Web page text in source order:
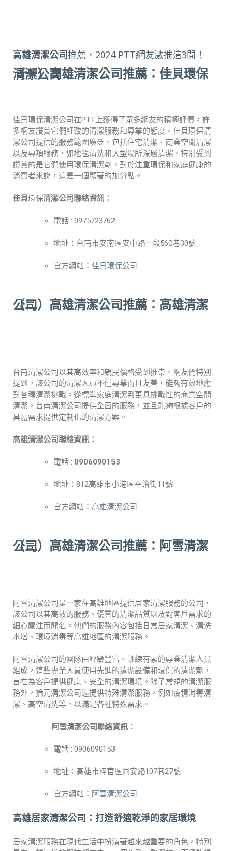
高雄清潔公司推薦，2024 PTT網友激推這3間！
（一）高雄清潔公司
推薦：佳貝環保清潔公司
佳貝環保清潔公司在PTT上獲得了眾多網友的積極評價。許
多網友讚賞它們細致的清潔服務和專業的態度。佳貝環保清
潔公司提供的服務範圍廣泛，包括住宅清潔、商業空間清潔
以及專項服務，如地毯清洗和大型場所深層清潔。特別受到
讚賞的是它們使用環保清潔劑，對於注重環保和家庭健康的
消費者來說，這是一個顯著的加分點。
佳貝環保清潔公司聯絡資訊：
電話 : 0975723762
地址：台南市安南區安中路一段560巷30號
官方網站： 佳貝環保公司
（二） 高雄清潔公司
推薦：高雄清潔公司
台南清潔公司以其高效率和親民價格受到推崇。網友們特別
提到，該公司的清潔人員不僅專業而且友善，能夠有效地應
對各種清潔挑戰。從標準家庭清潔到更具挑戰性的商業空間
清潔，台南清潔公司提供全面的服務，並且能夠根據客戶的
具體需求提供定制化的清潔方案。
高雄清潔公司聯絡資訊：
電話 : 0906090153
地址：812高雄市小港區平治街11號
官方網站： 高雄清潔公司
（三） 高雄清潔公司
推薦：阿雪清潔公司
阿雪清潔公司是一家在高雄地區提供居家清潔服務的公司，
該公司以其高效的服務、優質的清潔品質以及對客戶需求的
細心關注而聞名。他們的服務內容包括日常居家清潔、清洗
水塔、環境消毒等高雄地區的清潔服務。
阿雪清潔公司 的團隊由經驗豐富、訓練有素的專業清潔人員
組成，這些專業人員使用先進的清潔設備和環保的清潔劑，
旨在為客戶提供健康、安全的清潔環境。除了常規的清潔服
務外，掄元清潔公司還提供特殊清潔服務，例如疫情消毒清
潔、高空清洗等，以滿足各種特殊需求。
阿雪清潔公司聯絡資訊：
電話 : 0906090153
地址：高雄市梓官區同安路107巷27號
官方網站： 阿雪清潔公司
高雄居家清潔公司：打造舒適乾淨的家居環境
居家清潔服務在現代生活中扮演著越來越重要的角色，特別